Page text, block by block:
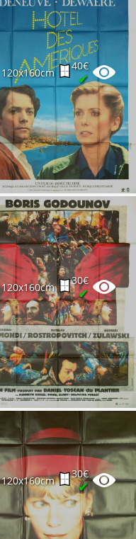
120x160cm
40€
✔
120x160cm
30€
✔
120x160cm
30€
✔